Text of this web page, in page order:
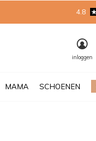
MAMA SCHOENEN
inloggen
4.8